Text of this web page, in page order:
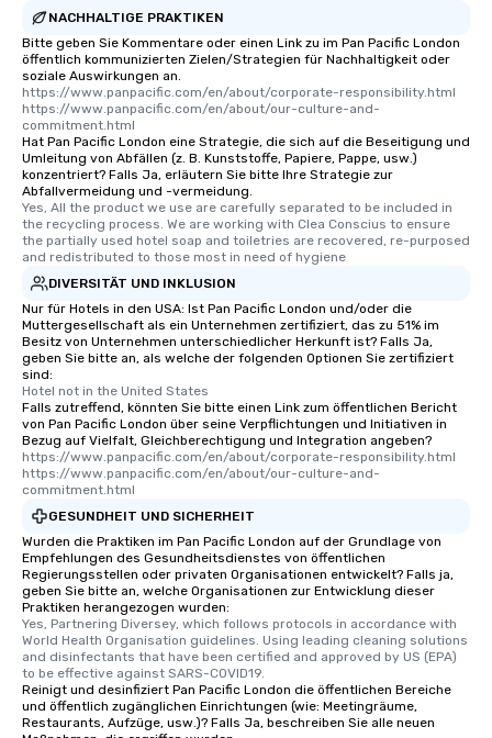
NACHHALTIGE PRAKTIKEN
Bitte geben Sie Kommentare oder einen Link zu im Pan Pacific London
öffentlich kommunizierten Zielen/Strategien für Nachhaltigkeit oder
soziale Auswirkungen an.
https://www.panpacific.com/en/about/corporate-responsibility.html
https://www.panpacific.com/en/about/our-culture-and-
commitment.html
Hat Pan Pacific London eine Strategie, die sich auf die Beseitigung und
Umleitung von Abfällen (z. B. Kunststoffe, Papiere, Pappe, usw.)
konzentriert? Falls Ja, erläutern Sie bitte Ihre Strategie zur
Abfallvermeidung und -vermeidung.
Yes, All the product we use are carefully separated to be included in
the recycling process. We are working with Clea Conscius to ensure
the partially used hotel soap and toiletries are recovered, re-purposed
and redistributed to those most in need of hygiene
DIVERSITÄT UND INKLUSION
Nur für Hotels in den USA: Ist Pan Pacific London und/oder die
Muttergesellschaft als ein Unternehmen zertifiziert, das zu 51% im
Besitz von Unternehmen unterschiedlicher Herkunft ist? Falls Ja,
geben Sie bitte an, als welche der folgenden Optionen Sie zertifiziert
sind:
Hotel not in the United States
Falls zutreffend, könnten Sie bitte einen Link zum öffentlichen Bericht
von Pan Pacific London über seine Verpflichtungen und Initiativen in
Bezug auf Vielfalt, Gleichberechtigung und Integration angeben?
https://www.panpacific.com/en/about/corporate-responsibility.html
https://www.panpacific.com/en/about/our-culture-and-
commitment.html
GESUNDHEIT UND SICHERHEIT
Wurden die Praktiken im Pan Pacific London auf der Grundlage von
Empfehlungen des Gesundheitsdienstes von öffentlichen
Regierungsstellen oder privaten Organisationen entwickelt? Falls ja,
geben Sie bitte an, welche Organisationen zur Entwicklung dieser
Praktiken herangezogen wurden:
Yes, Partnering Diversey, which follows protocols in accordance with
World Health Organisation guidelines. Using leading cleaning solutions
and disinfectants that have been certified and approved by US (EPA)
to be effective against SARS-COVID19.
Reinigt und desinfiziert Pan Pacific London die öffentlichen Bereiche
und öffentlich zugänglichen Einrichtungen (wie: Meetingräume,
Restaurants, Aufzüge, usw.)? Falls Ja, beschreiben Sie alle neuen